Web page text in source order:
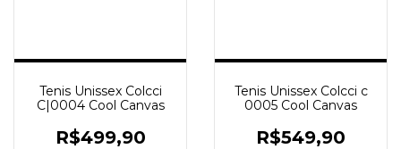
Tenis Unissex Colcci
C|0004 Cool Canvas
R$499,90
Tenis Unissex Colcci c
0005 Cool Canvas
R$549,90